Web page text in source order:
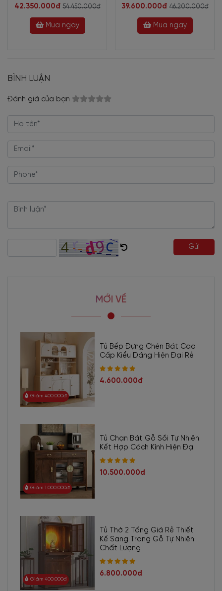
42.350.000đ 54.450.000đ
Mua ngay
39.600.000đ 46.200.000đ
Mua ngay
BÌNH LUẬN
Đánh giá của bạn
Gửi
MỚI VỀ
Giảm 400.000đ
Tủ Bếp Đựng Chén Bát Cao
Cấp Kiểu Dáng Hiện Đại Rẻ
4.600.000đ
Giảm 1.000.000đ
Tủ Chạn Bát Gỗ Sồi Tự Nhiên
Kết Hợp Cách Kính Hiện Đại
10.500.000đ
Giảm 400.000đ
Tủ Thờ 2 Tầng Giá Rẻ Thiết
Kế Sang Trọng Gỗ Tự Nhiên
Chất Lượng
6.800.000đ